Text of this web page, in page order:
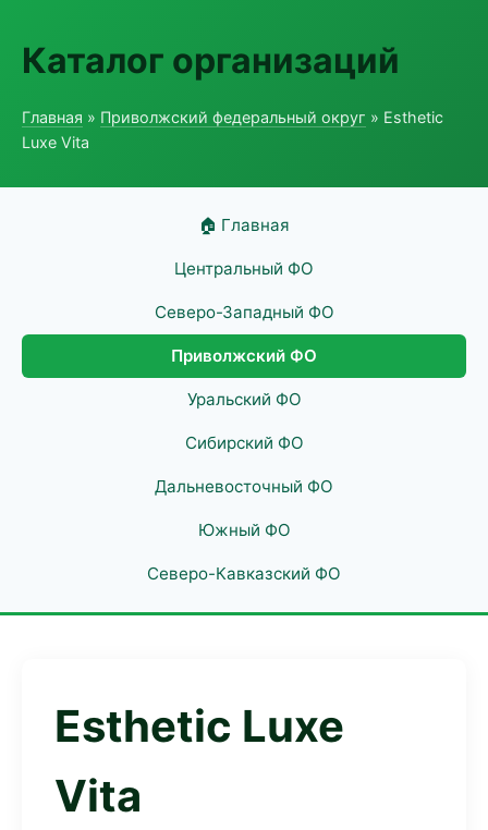
Каталог организаций
Главная » Приволжский федеральный округ » Esthetic
Luxe Vita
🏠 Главная
Центральный ФО
Северо-Западный ФО
Приволжский ФО
Уральский ФО
Сибирский ФО
Дальневосточный ФО
Южный ФО
Северо-Кавказский ФО
Esthetic Luxe
Vita